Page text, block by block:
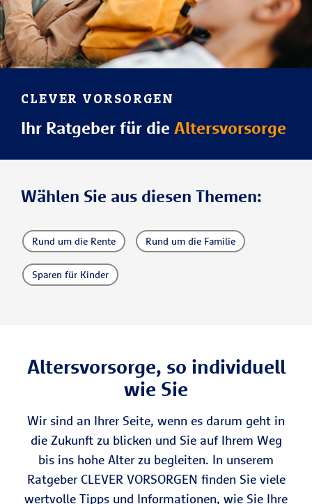
CLEVER VORSORGEN
Ihr Ratgeber für die Altersvorsorge
Wählen Sie aus diesen Themen:
Rund um die Rente Rund um die Familie
Sparen für Kinder
Altersvorsorge, so individuell
wie Sie
Wir sind an Ihrer Seite, wenn es darum geht in
die Zukunft zu blicken und Sie auf Ihrem Weg
bis ins hohe Alter zu begleiten. In unserem
Ratgeber CLEVER VORSORGEN finden Sie viele
wertvolle Tipps und Informationen, wie Sie Ihre